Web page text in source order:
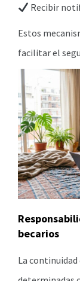
Recibir
Estos
facilitar el
becarios
La